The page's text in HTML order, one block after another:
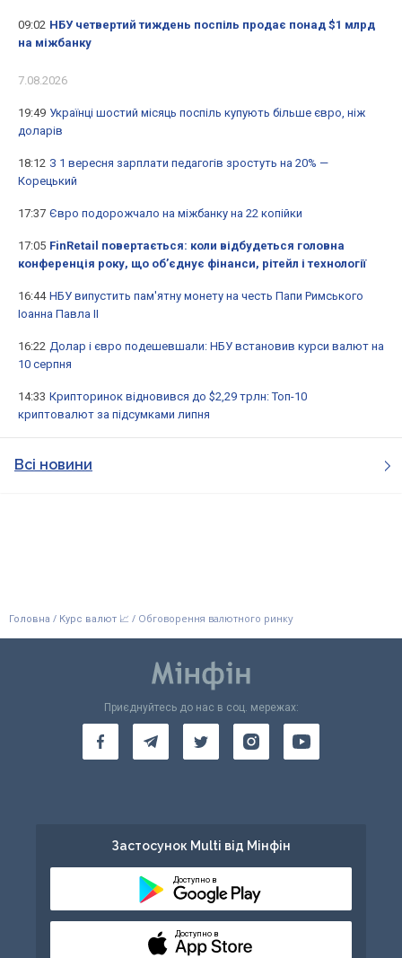
09:02 НБУ четвертий тиждень поспіль продає понад $1 млрд
на міжбанку
7.08.2026
19:49 Українці шостий місяць поспіль купують більше євро, ніж
доларів
18:12 З 1 вересня зарплати педагогів зростуть на 20% —
Корецький
17:37 Євро подорожчало на міжбанку на 22 копійки
17:05 FinRetail повертається: коли відбудеться головна
конференція року, що об’єднує фінанси, рітейл і технології
16:44 НБУ випустить пам'ятну монету на честь Папи Римського
Іоанна Павла II
16:22 Долар і євро подешевшали: НБУ встановив курси валют на
10 серпня
14:33 Крипторинок відновився до $2,29 трлн: Топ-10
криптовалют за підсумками липня
Всі новини
Головна / Курс валют 📈 / Обговорення валютного ринку
Приєднуйтесь до нас в соц. мережах:
Застосунок Multi від Мінфін
Доступно в
Доступно в